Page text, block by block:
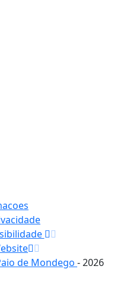
de Mondego - 2026